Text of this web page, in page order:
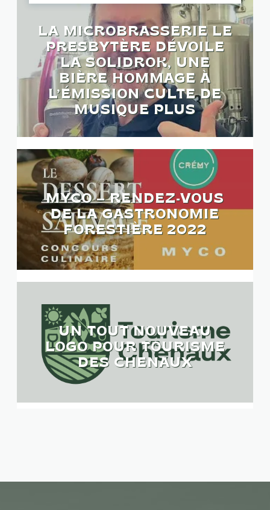
LA MICROBRASSERIE LE
PRESBYTÈRE DÉVOILE
LA SOLIDROK, UNE
BIÈRE HOMMAGE À
L’ÉMISSION CULTE DE
MUSIQUE PLUS
MYCO – RENDEZ-VOUS
DE LA GASTRONOMIE
FORESTIÈRE 2022
UN TOUT NOUVEAU
LOGO POUR TOURISME
DES CHENAUX